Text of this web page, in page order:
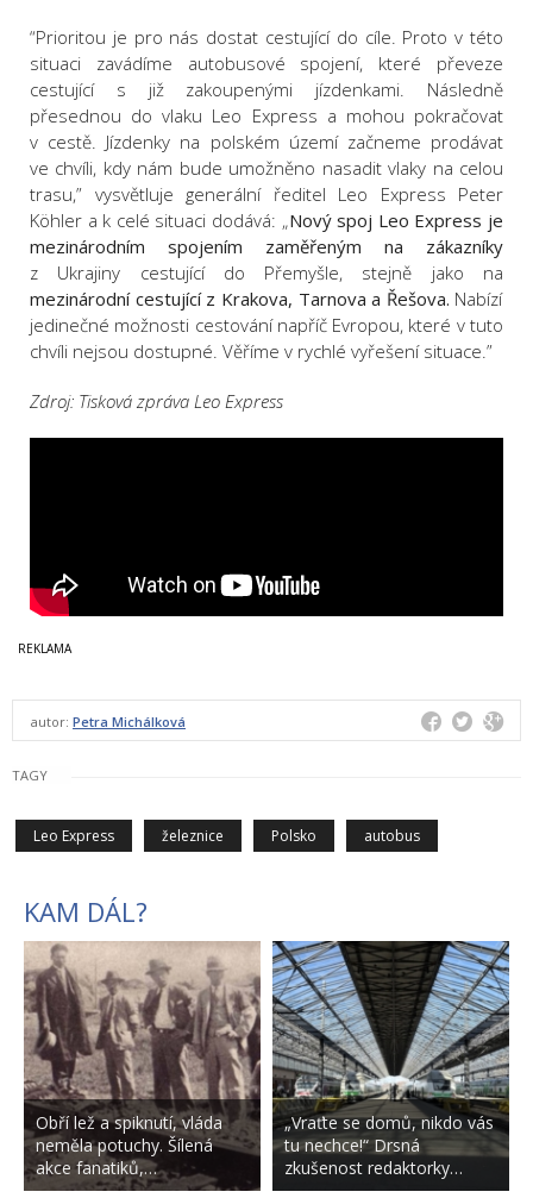
“Prioritou je pro nás dostat cestující do cíle. Proto v této
situaci zavádíme autobusové spojení, které převeze
cestující s již zakoupenými jízdenkami. Následně
přesednou do vlaku Leo Express a mohou pokračovat
v cestě. Jízdenky na polském území začneme prodávat
ve chvíli, kdy nám bude umožněno nasadit vlaky na celou
trasu,” vysvětluje generální ředitel Leo Express Peter
Köhler a k celé situaci dodává: „Nový spoj Leo Express je
mezinárodním spojením zaměřeným na zákazníky
z Ukrajiny cestující do Přemyšle, stejně jako na
mezinárodní cestující z Krakova, Tarnova a Řešova. Nabízí
jedinečné možnosti cestování napříč Evropou, které v tuto
chvíli nejsou dostupné. Věříme v rychlé vyřešení situace.”
Zdroj: Tisková zpráva Leo Express
autor: Petra Michálková
TAGY
Leo Express železnice Polsko autobus
KAM DÁL?
Obří lež a spiknutí, vláda
neměla potuchy. Šílená
akce fanatiků,…
„Vraťte se domů, nikdo vás
tu nechce!“ Drsná
zkušenost redaktorky…